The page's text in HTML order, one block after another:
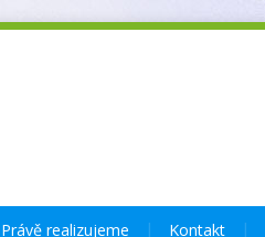
Právě realizujeme Kontakt